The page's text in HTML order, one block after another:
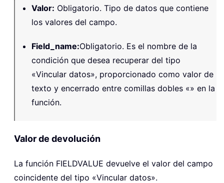
Valor: Obligatorio. Tipo de datos que contiene
los valores del campo.
Field_name:Obligatorio. Es el nombre de la
condición que desea recuperar del tipo
«Vincular datos», proporcionado como valor de
texto y encerrado entre comillas dobles «» en la
función.
Valor de devolución
La función FIELDVALUE devuelve el valor del campo
coincidente del tipo «Vincular datos».